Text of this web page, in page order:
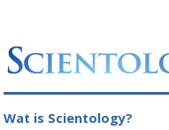
Wat is Scientology?